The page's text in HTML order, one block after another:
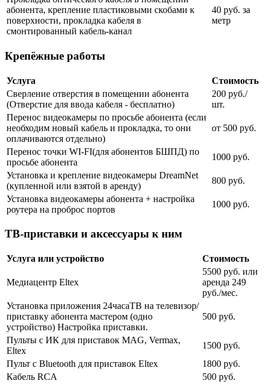
абонента, крепление пластиковыми скобами к
поверхности, прокладка кабеля в
смонтированный кабель-канал
40 руб. за
метр
Крепёжные работы
Услуга
Стоимость
Сверление отверстия в помещении абонента
(Отверстие для ввода кабеля - бесплатно)
200 руб./
шт.
Перенос видеокамеры по просьбе абонента (если
необходим новый кабель и прокладка, то они
оплачиваются отдельно)
от 500 руб.
Перенос точки WI-FI(для абонентов БШПД) по
просьбе абонента
1000 руб.
Установка и крепление видеокамеры DreamNet
(купленной или взятой в аренду)
800 руб.
Установка видеокамеры абонента + настройка
роутера на проброс портов
1000 руб.
ТВ-приставки и аксессуары к ним
Услуга или устройство Стоимость
Медиацентр Eltex
5500 руб. или
аренда 249
руб./мес.
Установка приложения 24часаТВ на телевизор/
приставку абонента мастером (одно
устройство) Настройка приставки.
500 руб.
Пульты с ИК для приставок MAG, Vermax,
Eltex
1500 руб.
Пульт с Bluetooth для приставок Eltex
1800 руб.
Кабель RCA
500 руб.